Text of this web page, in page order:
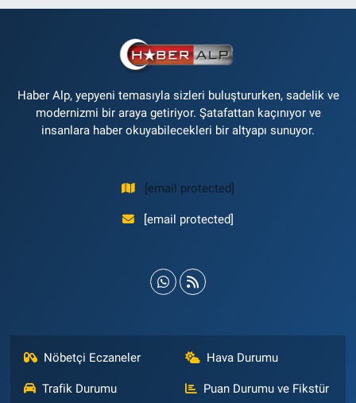
Haber Alp, yepyeni temasıyla sizleri buluştururken, sadelik ve
modernizmi bir araya getiriyor. Şatafattan kaçınıyor ve
insanlara haber okuyabilecekleri bir altyapı sunuyor.
[email protected]
[email protected]
Nöbetçi Eczaneler Hava Durumu
Trafik Durumu Puan Durumu ve Fikstür